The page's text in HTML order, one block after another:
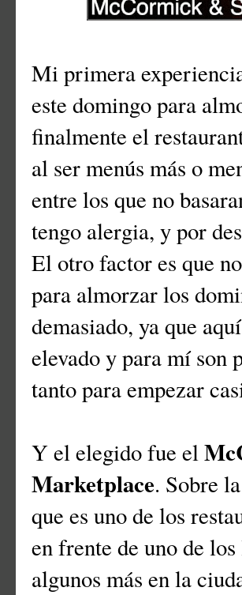
Mi primera
este domingo para
finalmente el
al ser menús más o
entre los que no
tengo alergia, y por
El otro factor es que
para almorzar los
demasiado, ya que
elevado y para mí son
tanto para empezar
Y el elegido fue el
Marketplace. Sobre
que es uno de los
en frente de uno de
algunos más en la